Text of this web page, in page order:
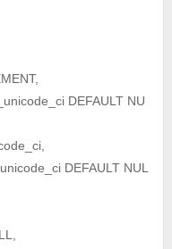
DEFAULT NU
DEFAULT NUL